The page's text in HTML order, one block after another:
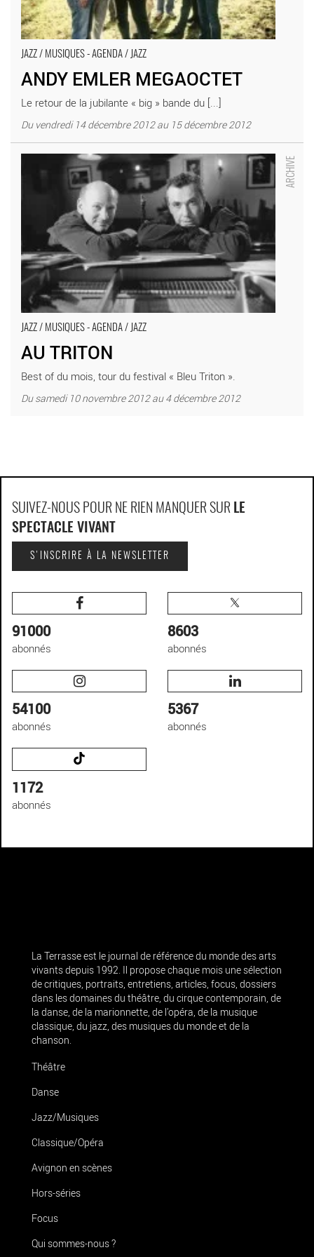
JAZZ / MUSIQUES - AGENDA / JAZZ
ANDY EMLER MEGAOCTET
Le retour de la jubilante « big » bande du [...]
Du vendredi 14 décembre 2012 au 15 décembre 2012
JAZZ / MUSIQUES - AGENDA / JAZZ
AU TRITON
Best of du mois, tour du festival « Bleu Triton ».
Du samedi 10 novembre 2012 au 4 décembre 2012
SUIVEZ-NOUS POUR NE RIEN MANQUER SUR LE
SPECTACLE VIVANT
S'INSCRIRE À LA NEWSLETTER
91000
abonnés
8603
abonnés
54100
abonnés
5367
abonnés
1172
abonnés
La Terrasse est le journal de référence du monde des arts
vivants depuis 1992. Il propose chaque mois une sélection
de critiques, portraits, entretiens, articles, focus, dossiers
dans les domaines du théâtre, du cirque contemporain, de
la danse, de la marionnette, de l’opéra, de la musique
classique, du jazz, des musiques du monde et de la
chanson.
Théâtre
Danse
Jazz/Musiques
Classique/Opéra
Avignon en scènes
Hors-séries
Focus
Qui sommes-nous ?